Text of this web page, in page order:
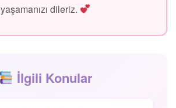
yaşamanızı dileriz.
İlgili Konular